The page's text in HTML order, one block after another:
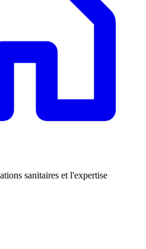
sanitaires et l'expertise